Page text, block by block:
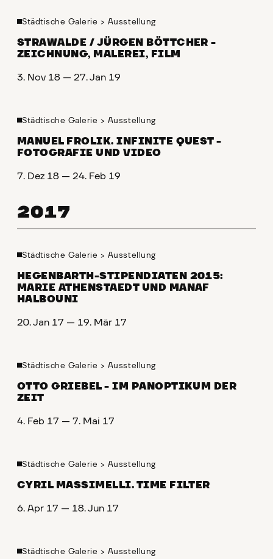
Städtische Galerie > Ausstellung
STRAWALDE / JÜRGEN BÖTTCHER -
ZEICHNUNG, MALEREI, FILM
3. Nov 18 — 27. Jan 19
Städtische Galerie > Ausstellung
MANUEL FROLIK. INFINITE QUEST -
FOTOGRAFIE UND VIDEO
7. Dez 18 — 24. Feb 19
2017
Städtische Galerie > Ausstellung
HEGENBARTH-STIPENDIATEN 2015:
MARIE ATHENSTAEDT UND MANAF
HALBOUNI
20. Jan 17 — 19. Mär 17
Städtische Galerie > Ausstellung
OTTO GRIEBEL - IM PANOPTIKUM DER
ZEIT
4. Feb 17 — 7. Mai 17
Städtische Galerie > Ausstellung
CYRIL MASSIMELLI. TIME FILTER
6. Apr 17 — 18. Jun 17
Städtische Galerie > Ausstellung